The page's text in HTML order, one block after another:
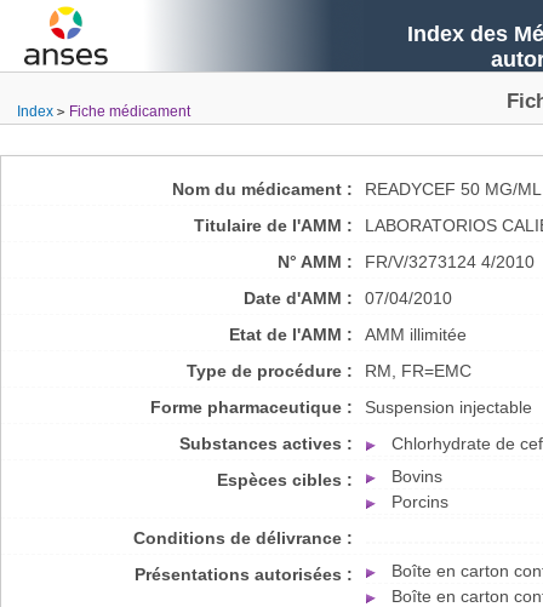
Index des
Index Fiche médicament
Nom du médicament :
READYCEF 50 MG/
Titulaire de l'AMM :
LABORATORIOS
N° AMM :
FR/V/3273124 4/2010
Date d'AMM :
07/04/2010
Etat de l'AMM :
AMM illimitée
Type de procédure :
RM, FR=EMC
Forme pharmaceutique :
Suspension injectable
Substances actives :
Chlorhydrate de
Espèces cibles :
Bovins
Porcins
Conditions de délivrance :
Présentations autorisées :
Boîte en carton
Boîte en carton